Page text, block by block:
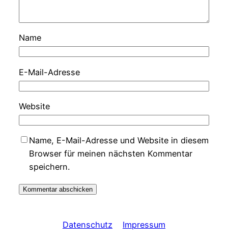
Name
E-Mail-Adresse
Website
Name, E-Mail-Adresse und Website in diesem
Browser für meinen nächsten Kommentar
speichern.
Datenschutz Impressum